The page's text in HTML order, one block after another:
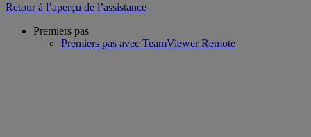
Retour à l’aperçu de l’assistance
Premiers pas
Premiers pas avec TeamViewer Remote